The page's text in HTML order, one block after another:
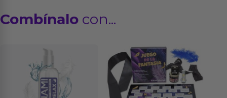
Combínalo con...